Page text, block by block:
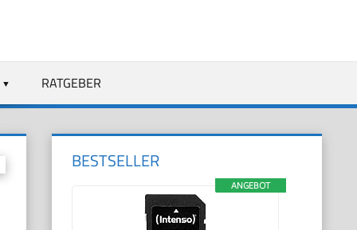
RATGEBER
BESTSELLER
ANGEBOT